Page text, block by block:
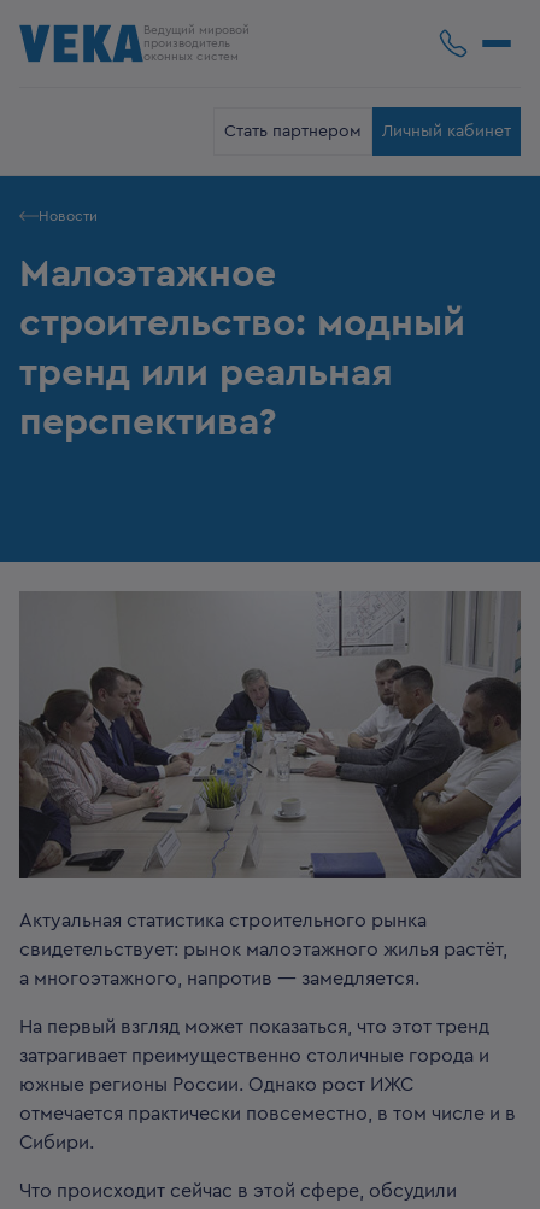
Ведущий мировой
производитель
оконных систем
Стать партнером Личный кабинет
Новости
Малоэтажное
строительство: модный
тренд или реальная
перспектива?
Актуальная статистика строительного рынка
свидетельствует: рынок малоэтажного жилья растёт,
а многоэтажного, напротив — замедляется.
На первый взгляд может показаться, что этот тренд
затрагивает преимущественно столичные города и
южные регионы России. Однако рост ИЖС
отмечается практически повсеместно, в том числе и в
Сибири.
Что происходит сейчас в этой сфере, обсудили